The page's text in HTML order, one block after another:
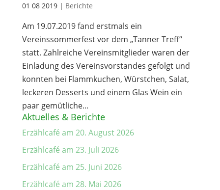
01 08 2019| Berichte
Am 19.07.2019 fand erstmals ein
Vereinssommerfest vor dem „Tanner Treff“
statt. Zahlreiche Vereinsmitglieder waren der
Einladung des Vereinsvorstandes gefolgt und
konnten bei Flammkuchen, Würstchen, Salat,
leckeren Desserts und einem Glas Wein ein
paar gemütliche...
Aktuelles & Berichte
Erzählcafé am 20. August 2026
Erzählcafé am 23. Juli 2026
Erzählcafé am 25. Juni 2026
Erzählcafé am 28. Mai 2026